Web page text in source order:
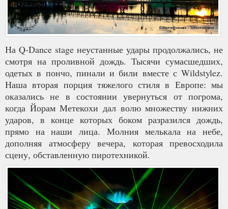
На Q-Dance stage неустанные удары продолжались, не
смотря на проливной дождь. Тысячи сумасшедших,
одетых в пончо, пинали и били вместе с Wildstylez.
Наша вторая порция тяжелого стиля в Европе: мы
оказались не в состоянии увернуться от погрома,
когда Йорам Метекохи дал волю множеству нижних
ударов, в конце которых боком разразился дождь,
прямо на наши лица. Молния мелькала на небе,
дополняя атмосферу вечера, которая превосходила
сцену, обставленную пиротехникой.